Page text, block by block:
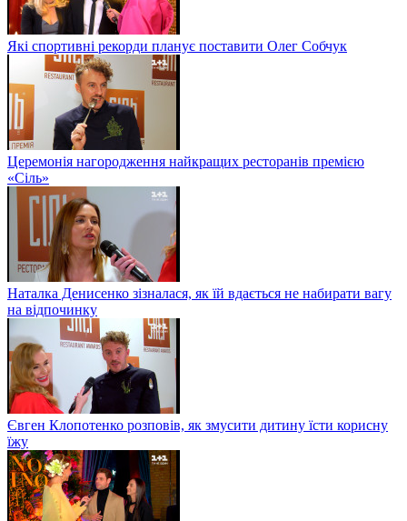
Які спортивні рекорди планує поставити Олег Собчук
Церемонія нагородження найкращих ресторанів премією
«Сіль»
Наталка Денисенко зізналася, як їй вдається не набирати вагу
на відпочинку
Євген Клопотенко розповів, як змусити дитину їсти корисну
їжу